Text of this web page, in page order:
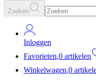
Zoeken
Inloggen
Favorieten,0 artikelen
Winkelwagen,0